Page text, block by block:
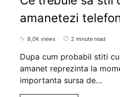
amanetezi
8,0K views 2 minute read
Dupa cum probabil stiti
amanet reprezinta la
importanta sursa de…